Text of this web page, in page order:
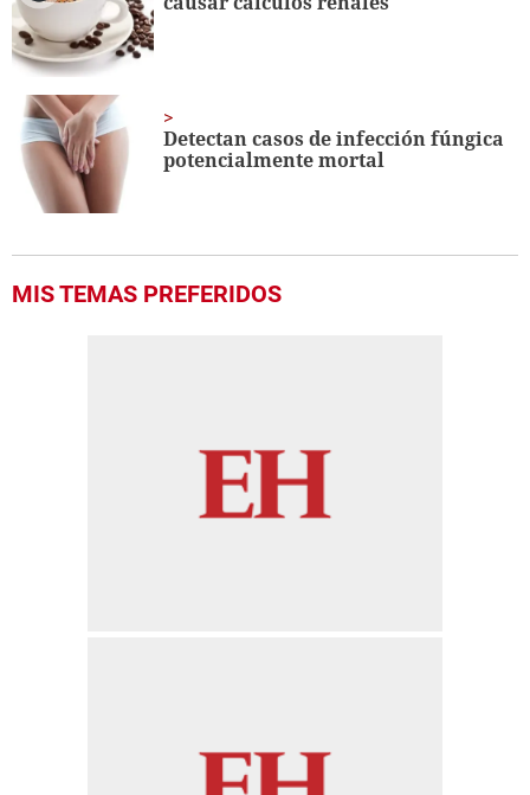
Detectan casos de infección fúngica
potencialmente mortal
MIS TEMAS PREFERIDOS